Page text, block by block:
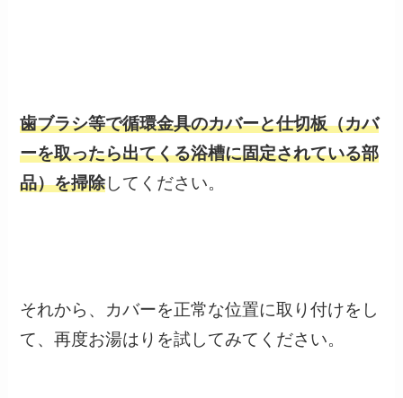
歯ブラシ等で循環金具のカバーと仕切板（カバ
ーを取ったら出てくる浴槽に固定されている部
品）を掃除してください。
それから、カバーを正常な位置に取り付けをし
て、再度お湯はりを試してみてください。